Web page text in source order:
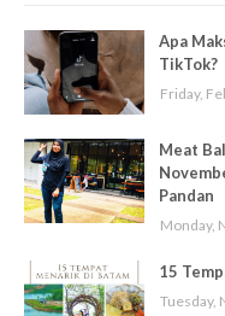
Apa
TikTok?
Friday,
Meat
Pandan
Monday,
15
Tuesday,